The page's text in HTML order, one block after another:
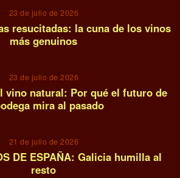
23 de julio de 2026
resucitadas: la cuna de los vinos
más genuinos
23 de julio de 2026
vino natural: Por qué el futuro de
mira al pasado
21 de julio de 2026
DE ESPAÑA: Galicia humilla al
resto